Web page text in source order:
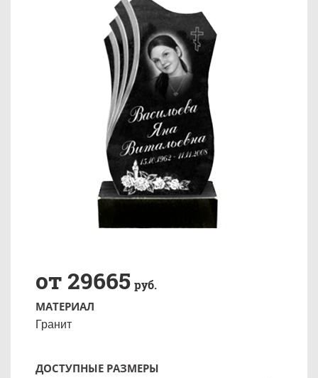
от 29665 руб.
МАТЕРИАЛ
Гранит
ДОСТУПНЫЕ РАЗМЕРЫ